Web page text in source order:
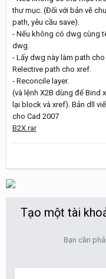
thư mục. (Đối với bản vẽ
path, yêu cầu save).
- Nếu không có dwg cùng
dwg.
- Lấy dwg này làm path
Relective path cho xref.
- Reconcile layer.
(và lệnh X2B dùng để Bind
lại block và xref). Bản dll
cho Cad 2007
B2X.rar
Tạo một tài
Bạn cần